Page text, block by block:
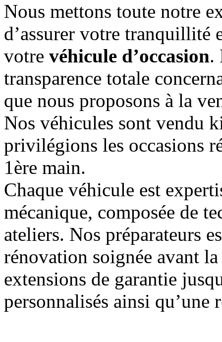
Nous mettons toute notre
d’assurer votre tranquillité
votre véhicule d’occasion.
transparence totale
que nous proposons à la
Nos véhicules sont vendu
privilégions les occasions
1ère main.
Chaque véhicule est
mécanique, composée de
ateliers. Nos préparateurs
rénovation soignée avant
extensions de garantie
personnalisés ainsi